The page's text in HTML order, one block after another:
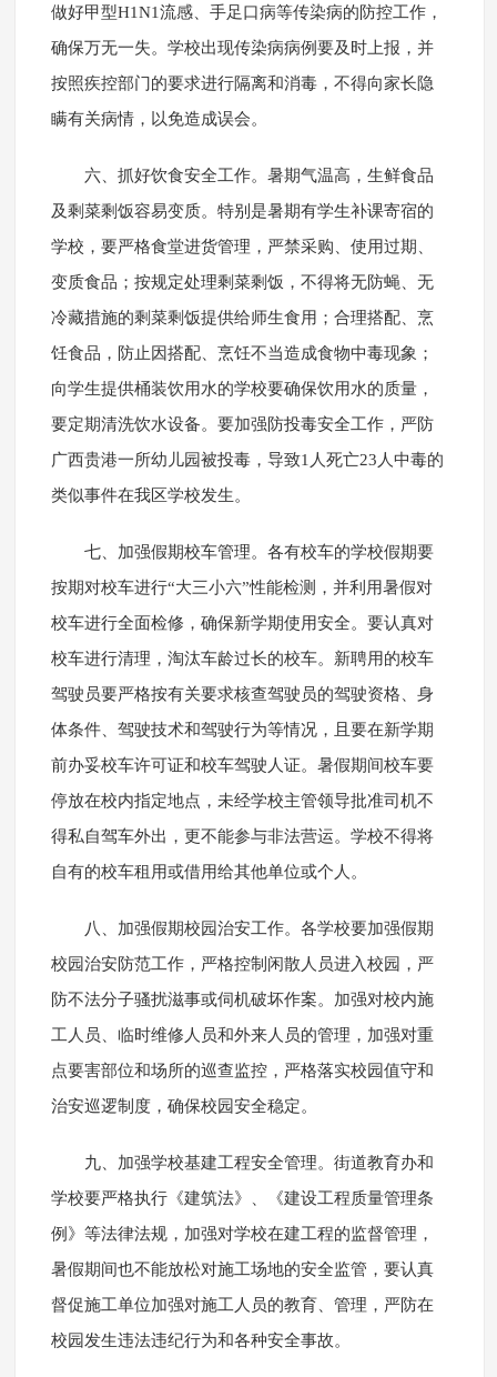
做好甲型H1N1流感、手足口病等传染病的防控工作，
确保万无一失。学校出现传染病病例要及时上报，并
按照疾控部门的要求进行隔离和消毒，不得向家长隐
瞒有关病情，以免造成误会。
六、抓好饮食安全工作。暑期气温高，生鲜食品
及剩菜剩饭容易变质。特别是暑期有学生补课寄宿的
学校，要严格食堂进货管理，严禁采购、使用过期、
变质食品；按规定处理剩菜剩饭，不得将无防蝇、无
冷藏措施的剩菜剩饭提供给师生食用；合理搭配、烹
饪食品，防止因搭配、烹饪不当造成食物中毒现象；
向学生提供桶装饮用水的学校要确保饮用水的质量，
要定期清洗饮水设备。要加强防投毒安全工作，严防
广西贵港一所幼儿园被投毒，导致1人死亡23人中毒的
类似事件在我区学校发生。
七、加强假期校车管理。各有校车的学校假期要
按期对校车进行“大三小六”性能检测，并利用暑假对
校车进行全面检修，确保新学期使用安全。要认真对
校车进行清理，淘汰车龄过长的校车。新聘用的校车
驾驶员要严格按有关要求核查驾驶员的驾驶资格、身
体条件、驾驶技术和驾驶行为等情况，且要在新学期
前办妥校车许可证和校车驾驶人证。暑假期间校车要
停放在校内指定地点，未经学校主管领导批准司机不
得私自驾车外出，更不能参与非法营运。学校不得将
自有的校车租用或借用给其他单位或个人。
八、加强假期校园治安工作。各学校要加强假期
校园治安防范工作，严格控制闲散人员进入校园，严
防不法分子骚扰滋事或伺机破坏作案。加强对校内施
工人员、临时维修人员和外来人员的管理，加强对重
点要害部位和场所的巡查监控，严格落实校园值守和
治安巡逻制度，确保校园安全稳定。
九、加强学校基建工程安全管理。街道教育办和
学校要严格执行《建筑法》、《建设工程质量管理条
例》等法律法规，加强对学校在建工程的监督管理，
暑假期间也不能放松对施工场地的安全监管，要认真
督促施工单位加强对施工人员的教育、管理，严防在
校园发生违法违纪行为和各种安全事故。